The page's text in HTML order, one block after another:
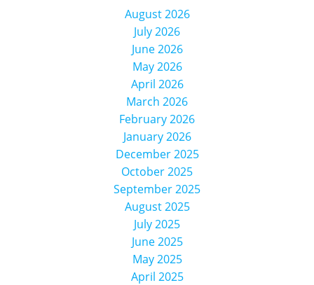
August 2026
July 2026
June 2026
May 2026
April 2026
March 2026
February 2026
January 2026
December 2025
October 2025
September 2025
August 2025
July 2025
June 2025
May 2025
April 2025